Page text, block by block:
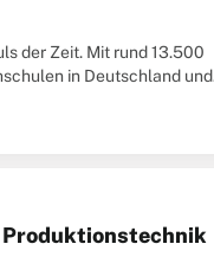
der Zeit. Mit rund 13.500
in Deutschland und